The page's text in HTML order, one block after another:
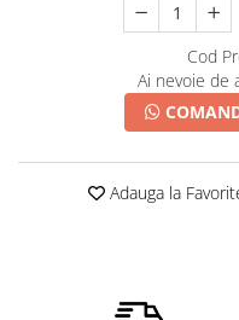
Cod
Ai nevoie de
Adauga la